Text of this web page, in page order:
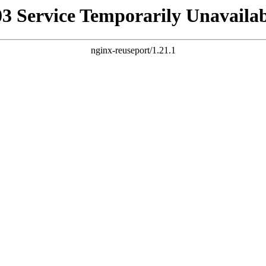
Service Temporarily
nginx-reuseport/1.21.1